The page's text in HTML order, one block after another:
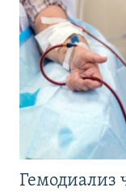
Гемодиализ